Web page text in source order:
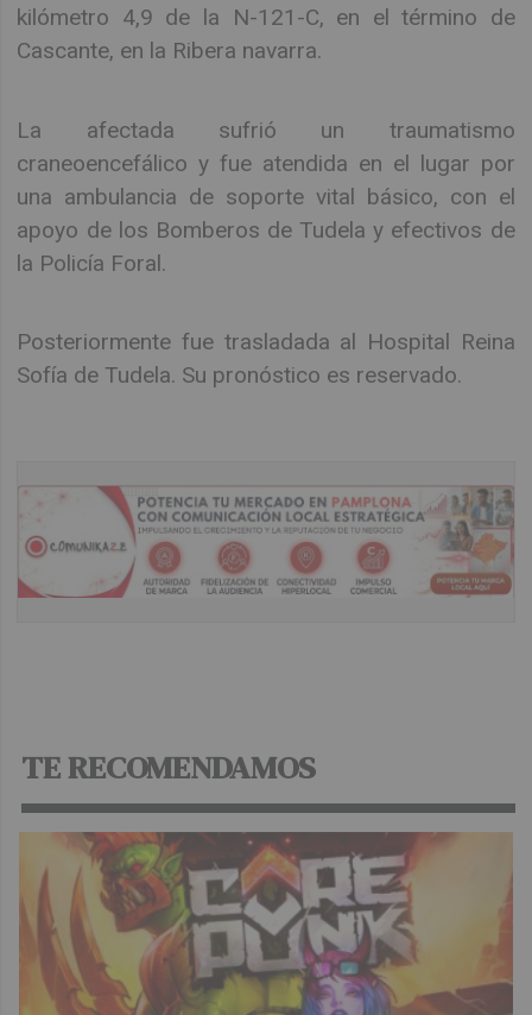
kilómetro 4,9 de la N-121-C, en el término de
Cascante, en la Ribera navarra.
La afectada sufrió un traumatismo
craneoencefálico y fue atendida en el lugar por
una ambulancia de soporte vital básico, con el
apoyo de los Bomberos de Tudela y efectivos de
la Policía Foral.
Posteriormente fue trasladada al Hospital Reina
Sofía de Tudela. Su pronóstico es reservado.
TE RECOMENDAMOS